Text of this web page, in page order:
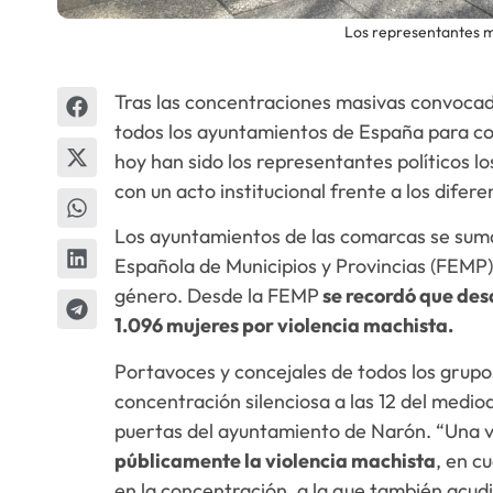
Los representantes
Tras las concentraciones masivas
todos los ayuntamientos de España para
hoy han sido los representantes políticos
con un acto institucional frente a los
Los ayuntamientos de las comarcas se
Española de Municipios y Provincias
género. Desde la FEMPse recordó que
1.096 mujeres por violencia machista.
Portavoces y concejales de todos los
concentración silenciosa a las 12 del
puertas del ayuntamiento de Narón. “Una
públicamente la violencia machista, en